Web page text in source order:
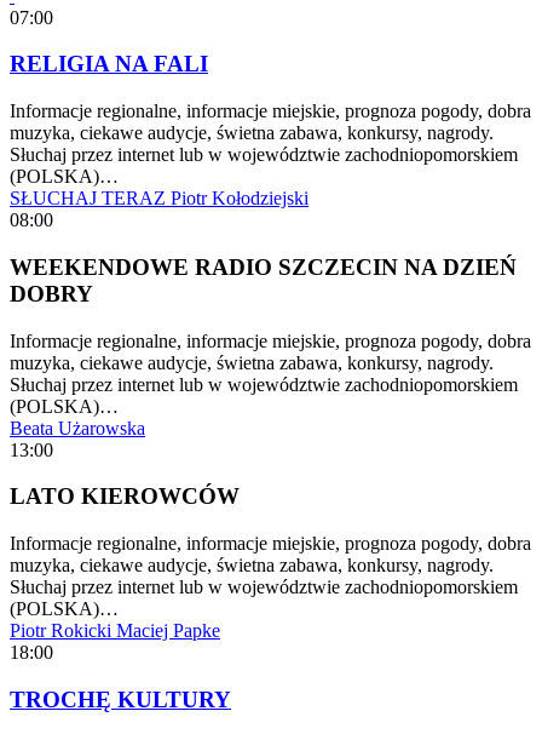
07:00
RELIGIA NA FALI
Informacje regionalne, informacje miejskie, prognoza pogody, dobra
muzyka, ciekawe audycje, świetna zabawa, konkursy, nagrody.
Słuchaj przez internet lub w województwie zachodniopomorskiem
(POLSKA)…
SŁUCHAJ TERAZ Piotr Kołodziejski
08:00
WEEKENDOWE RADIO SZCZECIN NA DZIEŃ
DOBRY
Informacje regionalne, informacje miejskie, prognoza pogody, dobra
muzyka, ciekawe audycje, świetna zabawa, konkursy, nagrody.
Słuchaj przez internet lub w województwie zachodniopomorskiem
(POLSKA)…
Beata Użarowska
13:00
LATO KIEROWCÓW
Informacje regionalne, informacje miejskie, prognoza pogody, dobra
muzyka, ciekawe audycje, świetna zabawa, konkursy, nagrody.
Słuchaj przez internet lub w województwie zachodniopomorskiem
(POLSKA)…
Piotr Rokicki Maciej Papke
18:00
TROCHĘ KULTURY